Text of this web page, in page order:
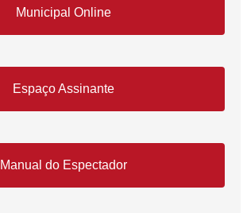
Municipal Online
Espaço Assinante
Manual do Espectador